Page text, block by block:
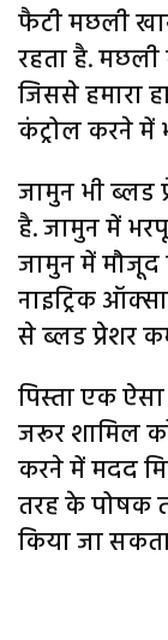
फैटी मछली
रहता है.
जिससे हमारा
कंट्रोल करने में
जामुन भी ब्लड
है. जामुन में
जामुन में
नाइट्रिक
से ब्लड प्रेशर
पिस्ता एक
जरूर शामिल
करने में मदद
तरह के पोषक
किया जा